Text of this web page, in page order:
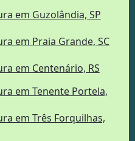
em Guzolândia, SP
em Praia Grande, SC
em Centenário, RS
em Tenente Portela,
em Três Forquilhas,